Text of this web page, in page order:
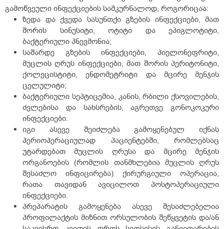
გამოწვეული ინფექციების სამკურნალოდ, როგორიცაა:
ზედა და ქვედა სასუნთქი გზების ინფექციები, მათ
შორის სინუსიტი, ოტიტი და ეპიგლოტიტი,
ბაქტერიული პნევმონია;
საშარდე გზების ინფექციები, პიელონეფრიტი,
მუცლის ღრუს ინფექციები, მათ შორის პერიტონიტი,
ქოლეცისტიტი, ენდომეტრიტი და მცირე მენჯის
ცელულიტი;
ბაქტერიული სეპტიცემია, კანის, რბილი ქსოვილების,
ძვლებისა და სახსრების, აგრეთვე გონოკოკური
ინფექციები.
იგი ასევე შეიძლება გამოყენებულ იქნას
პერიოპერაციულად პაციენტებში, რომლებსაც
უტარდებათ მუცლის ღრუსა და მცირე მენჯის
ორგანოების (რომლის თანმხლებია მუცლის ღრუს
შესაძლო ინფიცირება) ქირურგიული ოპერაცია,
რათა თავიდან ავიცილოთ პოსტოპერაციული
ინფექციები.
პრეპარატის გამოყენება ასევე შესაძლებელია
პროფილაქტის მიზნით ორსულობის შეწყვეტის და/ან